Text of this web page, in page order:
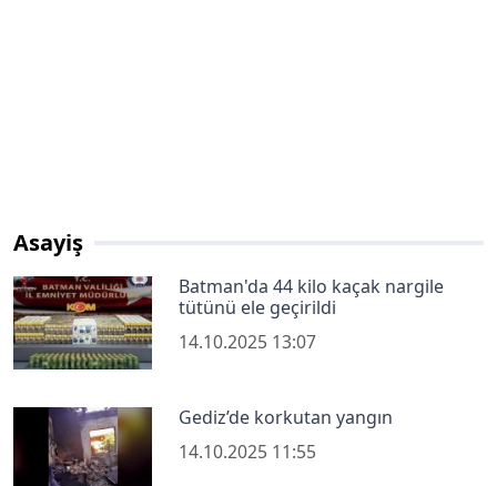
Asayiş
Batman'da 44 kilo kaçak nargile
tütünü ele geçirildi
14.10.2025 13:07
Gediz’de korkutan yangın
14.10.2025 11:55